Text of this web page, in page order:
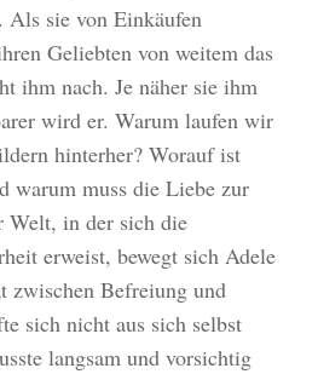
Als sie von Einkäufen
Geliebten von weitem das
ihm nach. Je näher sie ihm
wird er. Warum laufen wir
hinterher? Worauf ist
warum muss die Liebe zur
Welt, in der sich die
erweist, bewegt sich Adele
zwischen Befreiung und
sich nicht aus sich selbst
langsam und vorsichtig